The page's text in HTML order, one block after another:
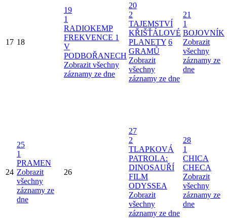
17 18
19
1
RADIOKEMP
FREKVENCE 1
V
PODBOŘANECH
Zobrazit všechny
záznamy ze dne
20
2
TAJEMSTVÍ
KŘIŠŤÁLOVÉ
PLANETY 6
GRAMŮ
Zobrazit
všechny
záznamy ze dne
21
1
BOJOVNÍK
Zobrazit
všechny
záznamy ze
dne
24
25
1
PRAMEN
Zobrazit
všechny
záznamy ze
dne
26
27
2
TLAPKOVÁ
PATROLA:
DINOSAUŘÍ
FILM
ODYSSEA
Zobrazit
všechny
záznamy ze dne
28
1
CHICA
CHECA
Zobrazit
všechny
záznamy ze
dne